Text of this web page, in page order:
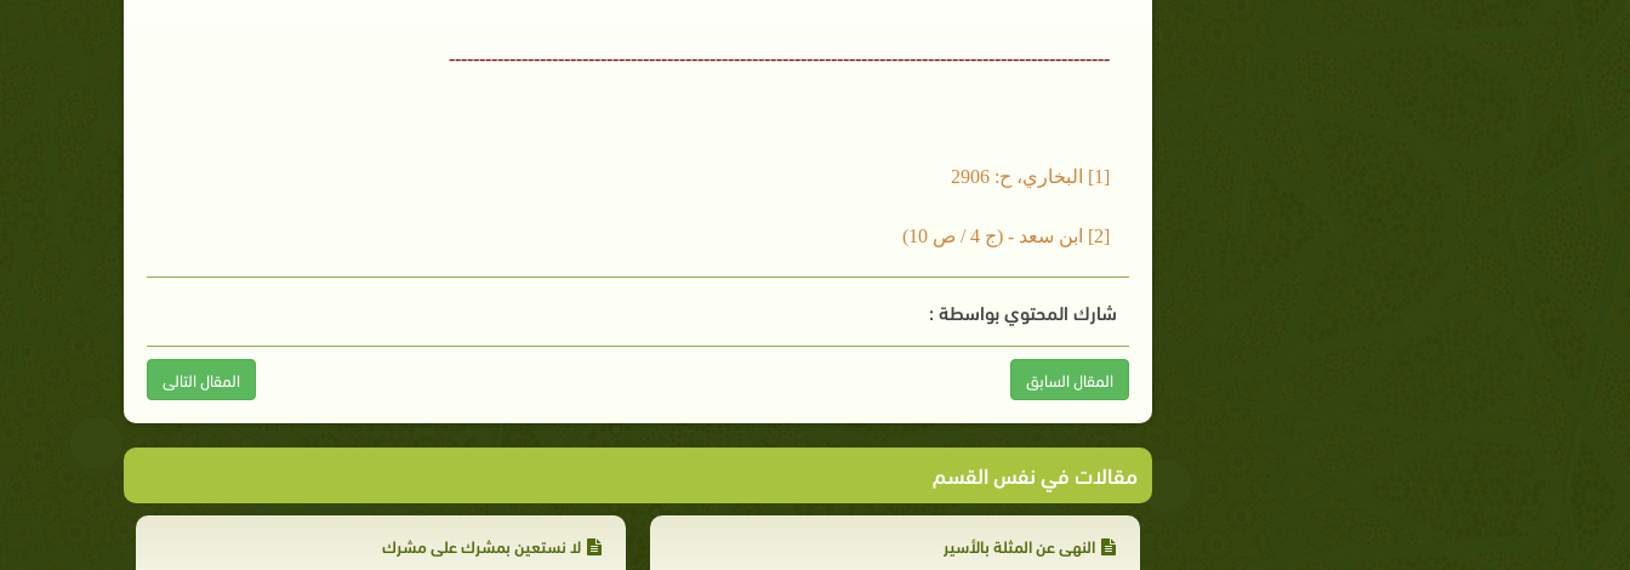
-------------------------------------------------------------------------------------------------------------
[1] البخاري، ح: 2906
[2] ابن سعد - (ج 4 / ص 10)
شارك المحتوي بواسطة :
المقال السابق المقال التالى
مقالات في نفس القسم
النهي عن المثلة بالأسير لا نستعين بمشرك على مشرك